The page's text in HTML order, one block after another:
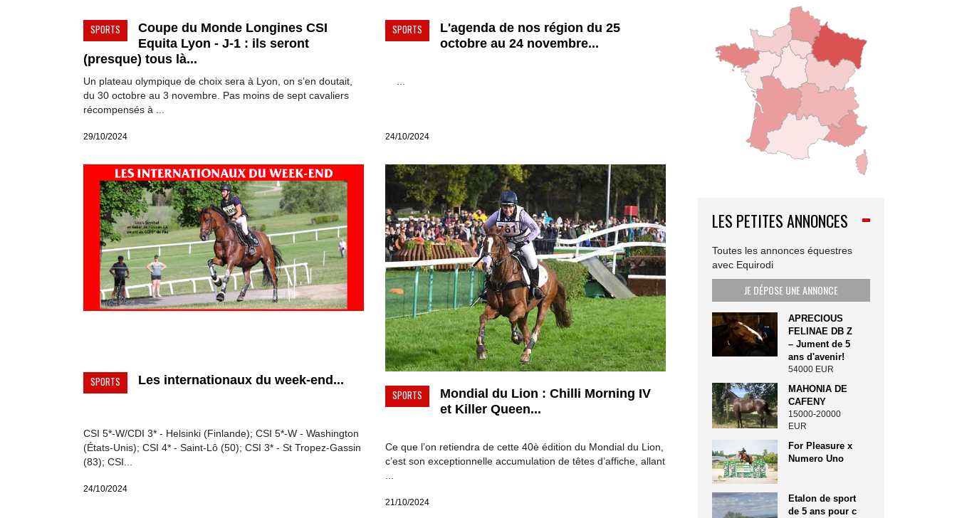
SPORTS
Coupe du Monde Longines CSI
Equita Lyon - J-1 : ils seront
(presque) tous là...
Un plateau olympique de choix sera à Lyon, on s’en doutait,
du 30 octobre au 3 novembre. Pas moins de sept cavaliers
récompensés à ...
29/10/2024
SPORTS
L'agenda de nos région du 25
octobre au 24 novembre...
...
24/10/2024
SPORTS Les internationaux du week-end...
CSI 5*-W/CDI 3* - Helsinki (Finlande); CSI 5*-W - Washington
(États-Unis); CSI 4* - Saint-Lô (50); CSI 3* - St Tropez-Gassin
(83); CSI...
24/10/2024
SPORTS
Mondial du Lion : Chilli Morning IV
et Killer Queen...
Ce que l’on retiendra de cette 40è édition du Mondial du Lion,
c’est son exceptionnelle accumulation de têtes d’affiche, allant
21/10/2024
LES PETITES ANNONCES
Toutes les annonces équestres
avec Equirodi
JE DÉPOSE UNE ANNONCE
APRECIOUS
FELINAE DB Z
– Jument de 5
ans d'avenir!
54000 EUR
MAHONIA DE
CAFENY
15000-20000
EUR
For Pleasure x
Numero Uno
Etalon de sport
de 5 ans pour c